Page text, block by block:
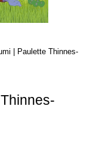
| Paulette Thinnes-